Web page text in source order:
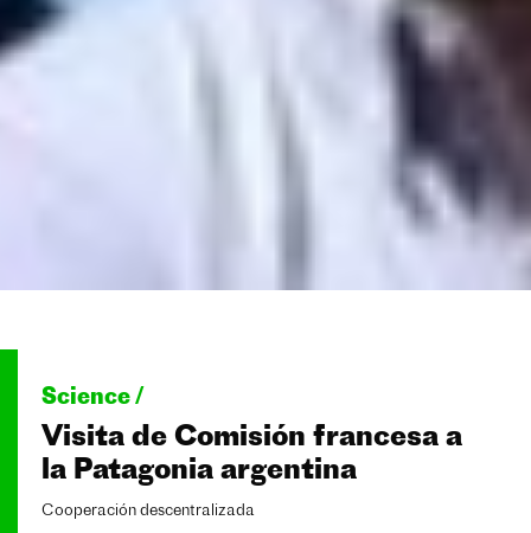
Science /
Visita de Comisión francesa a
la Patagonia argentina
Cooperación descentralizada